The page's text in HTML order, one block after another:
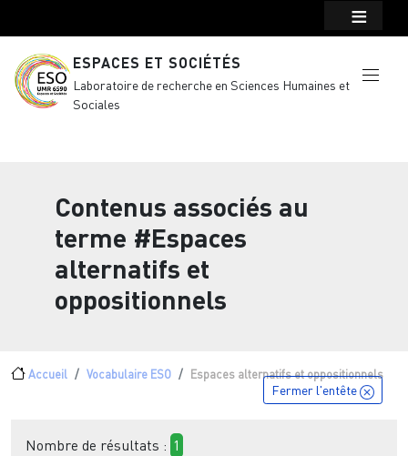
ESPACES ET SOCIÉTÉS
Laboratoire de recherche en Sciences Humaines et
Sociales
Contenus associés au
terme #Espaces
alternatifs et
oppositionnels
Fil d'Ariane
Accueil Vocabulaire ESO Espaces alternatifs et oppositionnels
Fermer l'entête
Nombre de résultats : 1